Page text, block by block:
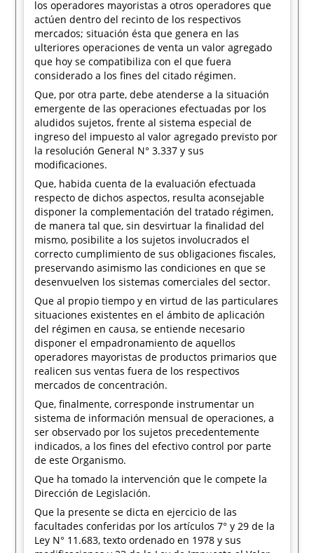
los operadores mayoristas a otros operadores que
actúen dentro del recinto de los respectivos
mercados; situación ésta que genera en las
ulteriores operaciones de venta un valor agregado
que hoy se compatibiliza con el que fuera
considerado a los fines del citado régimen.
Que, por otra parte, debe atenderse a la situación
emergente de las operaciones efectuadas por los
aludidos sujetos, frente al sistema especial de
ingreso del impuesto al valor agregado previsto por
la resolución General N° 3.337 y sus
modificaciones.
Que, habida cuenta de la evaluación efectuada
respecto de dichos aspectos, resulta aconsejable
disponer la complementación del tratado régimen,
de manera tal que, sin desvirtuar la finalidad del
mismo, posibilite a los sujetos involucrados el
correcto cumplimiento de sus obligaciones fiscales,
preservando asimismo las condiciones en que se
desenvuelven los sistemas comerciales del sector.
Que al propio tiempo y en virtud de las particulares
situaciones existentes en el ámbito de aplicación
del régimen en causa, se entiende necesario
disponer el empadronamiento de aquellos
operadores mayoristas de productos primarios que
realicen sus ventas fuera de los respectivos
mercados de concentración.
Que, finalmente, corresponde instrumentar un
sistema de información mensual de operaciones, a
ser observado por los sujetos precedentemente
indicados, a los fines del efectivo control por parte
de este Organismo.
Que ha tomado la intervención que le compete la
Dirección de Legislación.
Que la presente se dicta en ejercicio de las
facultades conferidas por los artículos 7° y 29 de la
Ley N° 11.683, texto ordenado en 1978 y sus